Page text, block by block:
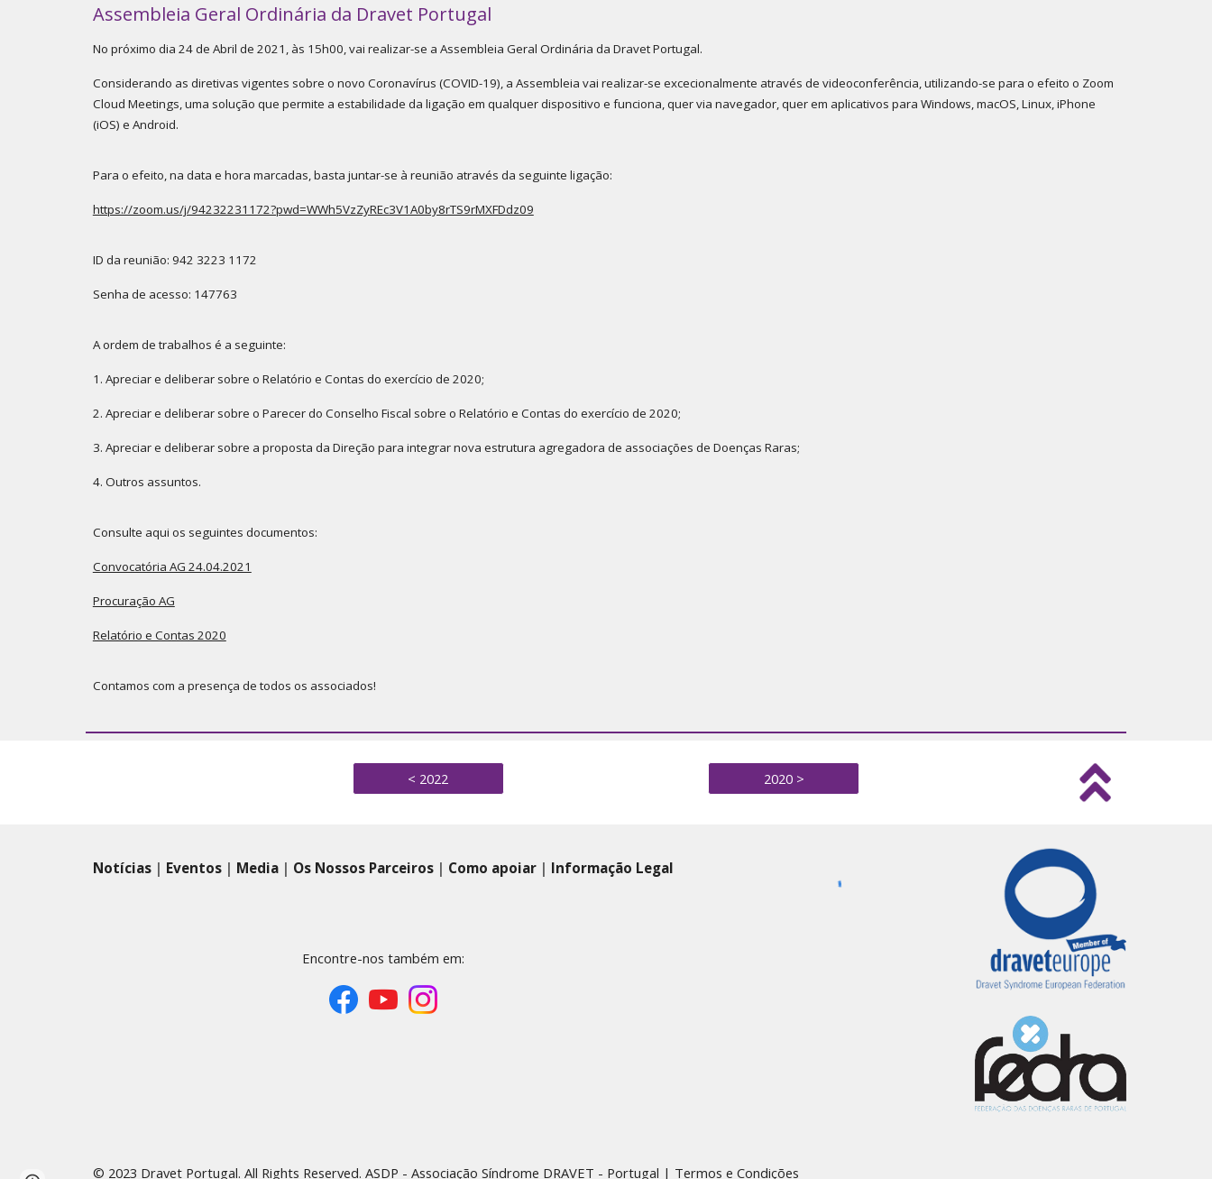
Assembleia Geral Ordinária da Dravet Portugal
No próximo dia 24 de Abril de 2021, às 15h00, vai realizar-se a Assembleia Geral Ordinária da Dravet Portugal.
Considerando as diretivas vigentes sobre o novo Coronavírus (COVID-19), a Assembleia vai realizar-se excecionalmente através de videoconferência, utilizando-se para o efeito o Zoom
Cloud Meetings, uma solução que permite a estabilidade da ligação em qualquer dispositivo e funciona, quer via navegador, quer em aplicativos para Windows, macOS, Linux, iPhone
(iOS) e Android.
Para o efeito, na data e hora marcadas, basta juntar-se à reunião através da seguinte ligação:
https://zoom.us/j/94232231172?pwd=WWh5VzZyREc3V1A0by8rTS9rMXFDdz09
ID da reunião: 942 3223 1172
Senha de acesso: 147763
A ordem de trabalhos é a seguinte:
1. Apreciar e deliberar sobre o Relatório e Contas do exercício de 2020;
2. Apreciar e deliberar sobre o Parecer do Conselho Fiscal sobre o Relatório e Contas do exercício de 2020;
3. Apreciar e deliberar sobre a proposta da Direção para integrar nova estrutura agregadora de associações de Doenças Raras;
4. Outros assuntos.
Consulte aqui os seguintes documentos:
Convocatória AG 24.04.2021
Procuração AG
Relatório e Contas 2020
Contamos com a presença de todos os associados!
< 2022 2020 >
Notícias | Eventos | Media | Os Nossos Parceiros | Como apoiar | Informação Legal
Encontre-nos também em:
© 2023 Dravet Portugal. All Rights Reserved. ASDP - Associação Síndrome DRAVET - Portugal | Termos e Condições